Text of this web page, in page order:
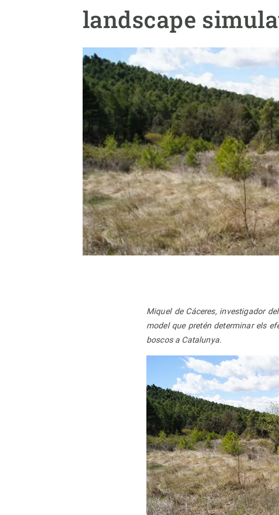
landscape
Miquel de Cáceres, investigador
model que pretén determinar els
boscos a Catalunya.
Ciencia abierta y gestión del conocimiento
Temas transversales
Synthesis Actions
NOTICIAS Y AGENDA
Eventos anteriores
Cambio global
Funcionamiento de los ecosistemas
Observación de la Tierra